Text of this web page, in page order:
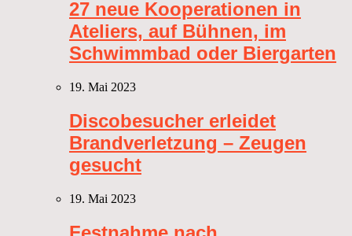
27 neue Kooperationen in
Ateliers, auf Bühnen, im
Schwimmbad oder Biergarten
19. Mai 2023
Discobesucher erleidet
Brandverletzung – Zeugen
gesucht
19. Mai 2023